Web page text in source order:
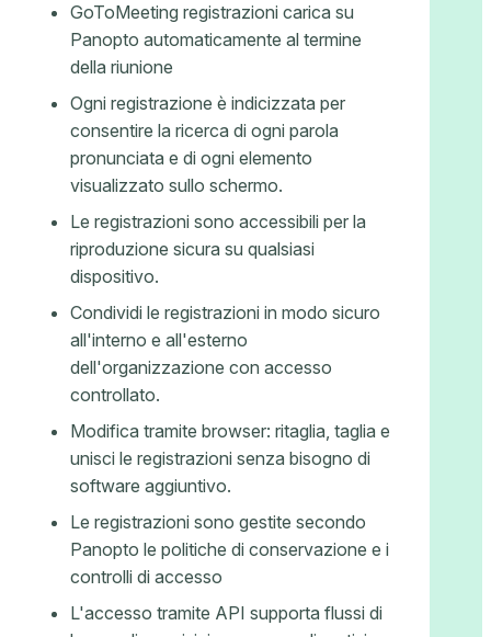
GoToMeeting registrazioni carica su
Panopto automaticamente al termine
della riunione
Ogni registrazione è indicizzata per
consentire la ricerca di ogni parola
pronunciata e di ogni elemento
visualizzato sullo schermo.
Le registrazioni sono accessibili per la
riproduzione sicura su qualsiasi
dispositivo.
Condividi le registrazioni in modo sicuro
all'interno e all'esterno
dell'organizzazione con accesso
controllato.
Modifica tramite browser: ritaglia, taglia e
unisci le registrazioni senza bisogno di
software aggiuntivo.
Le registrazioni sono gestite secondo
Panopto le politiche di conservazione e i
controlli di accesso
L'accesso tramite API supporta flussi di